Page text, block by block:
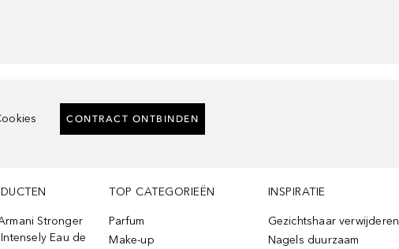
CONTRACT ONTBINDEN
Stronger
Eau de
TOP CATEGORIEËN
Parfum
Make-up
INSPIRATIE
Gezichtshaar verwijderen
Nagels duurzaam